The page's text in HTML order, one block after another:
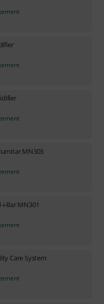
MN303
i-Bar MN301
Care System